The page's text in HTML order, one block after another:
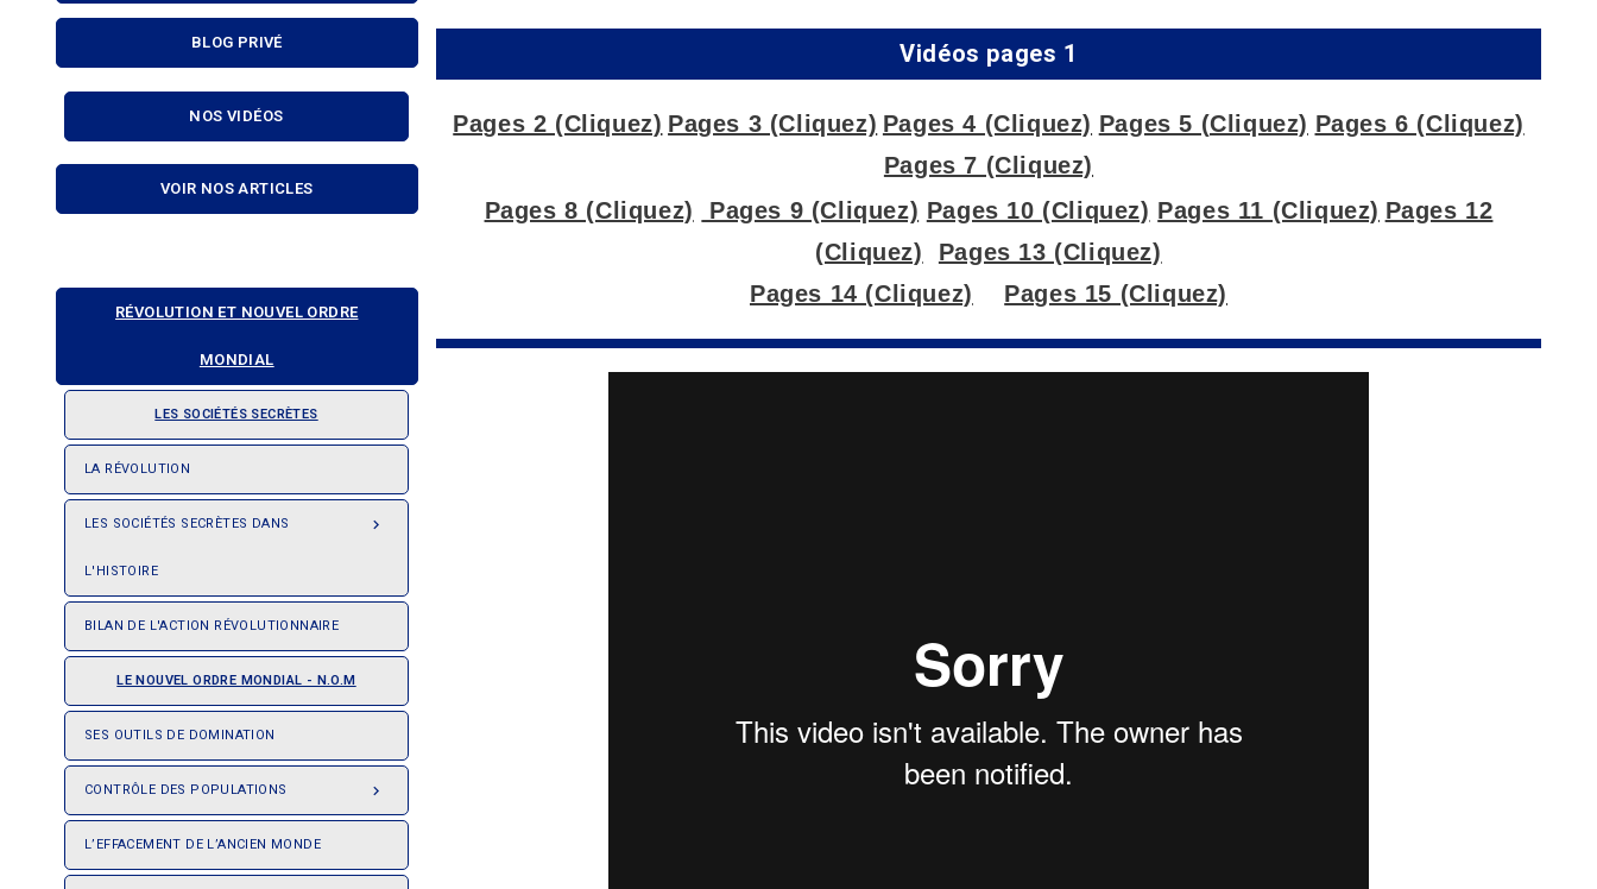
BLOG PRIVÉ
NOS VIDÉOS
VOIR NOS ARTICLES
RÉVOLUTION ET NOUVEL ORDRE
MONDIAL
LES SOCIÉTÉS SECRÈTES
LA RÉVOLUTION

LES SOCIÉTÉS SECRÈTES DANS
L'HISTOIRE
BILAN DE L'ACTION RÉVOLUTIONNAIRE
LE NOUVEL ORDRE MONDIAL - N.O.M
SES OUTILS DE DOMINATION

CONTRÔLE DES POPULATIONS
L’EFFACEMENT DE L’ANCIEN MONDE
Vidéos pages 1
Pages 2 (Cliquez) Pages 3 (Cliquez) Pages 4 (Cliquez) Pages 5 (Cliquez) Pages 6 (Cliquez)
Pages 7 (Cliquez)
Pages 8 (Cliquez)
Pages 9 (Cliquez) Pages 10 (Cliquez) Pages 11 (Cliquez) Pages 12
(Cliquez)
Pages 13 (Cliquez)
Pages 14 (Cliquez)
Pages 15 (Cliquez)